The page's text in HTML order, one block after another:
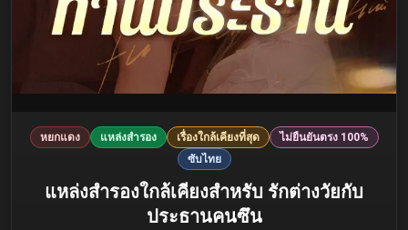
หยกแดง แหล่งสำรอง เรื่องใกล้เคียงที่สุด
ไม่ยืนยันตรง 100%
ซับไทย
แหล่งสำรองใกล้เคียงสำหรับ รักต่างวัยกับ
ประธานคนซึน